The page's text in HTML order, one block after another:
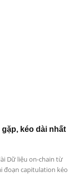
kéo dài nhất
Dữ liệu on-chain từ
đoạn capitulation kéo